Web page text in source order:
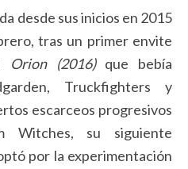
desde sus inicios en 2015
tras un primer envite
Orion (2016)que bebía
Truckfighters y
escarceos progresivos
Witches, su siguiente
por la experimentación